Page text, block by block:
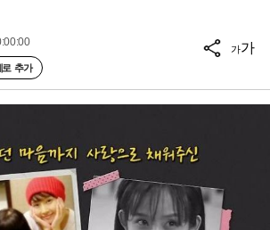
로 추가
가가